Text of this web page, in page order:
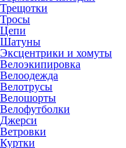
Трещотки
Тросы
Цепи
Шатуны
Эксцентрики и хомуты
Велоэкипировка
Велоодежда
Велотрусы
Велошорты
Велофутболки
Джерси
Ветровки
Куртки